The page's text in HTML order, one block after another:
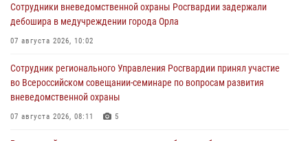
Сотрудники вневедомственной охраны Росгвардии задержали
дебошира в медучреждении города Орла
07 августа 2026, 10:02
Сотрудник регионального Управления Росгвардии принял участие
во Всероссийском совещании-семинаре по вопросам развития
вневедомственной охраны
07 августа 2026, 08:11 5